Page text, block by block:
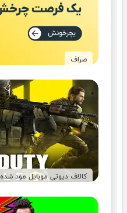
صراف
کالاف دیوتی موبایل مود شده